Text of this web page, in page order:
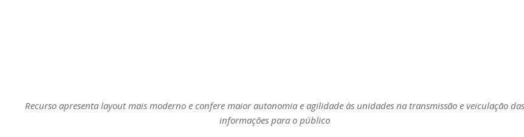
Recurso apresenta layout mais moderno e confere maior autonomia e agilidade às unidades na transmissão e veiculação das
informações para o público